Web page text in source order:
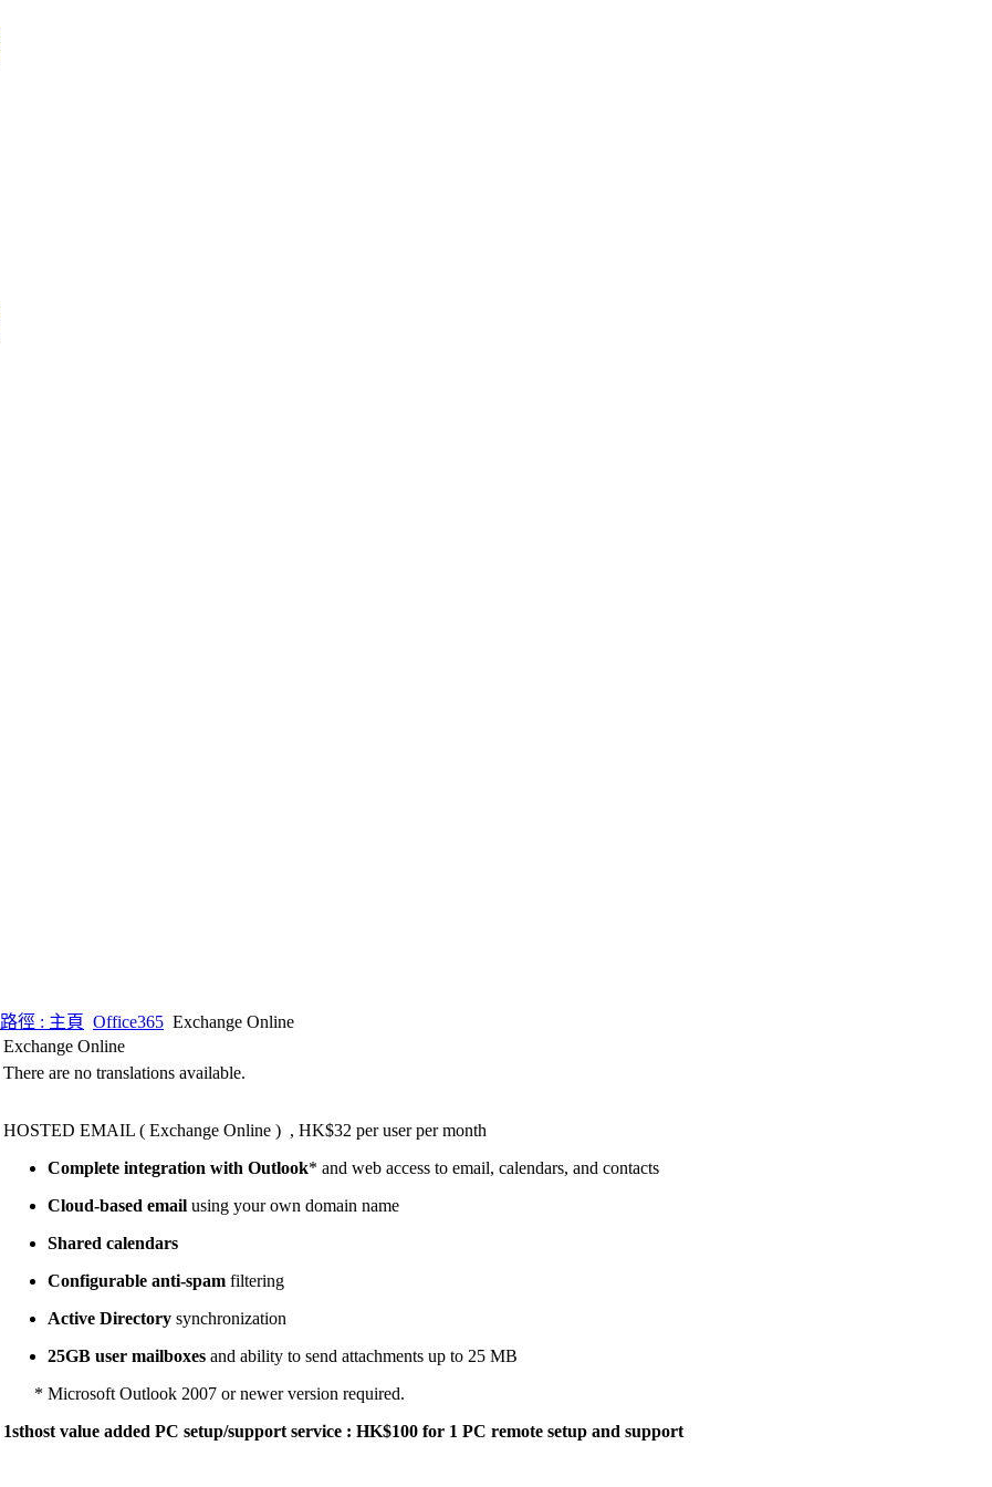
路徑 : 主頁 Office365 Exchange Online
Exchange Online
There are no translations available.
HOSTED EMAIL ( Exchange Online ) , HK$32 per user per month
Complete integration with Outlook* and web access to email, calendars, and contacts
Cloud-based email using your own domain name
Shared calendars
Configurable anti-spam filtering
Active Directory synchronization
25GB user mailboxes and ability to send attachments up to 25 MB
* Microsoft Outlook 2007 or newer version required.
1sthost value added PC setup/support service : HK$100 for 1 PC remote setup and support